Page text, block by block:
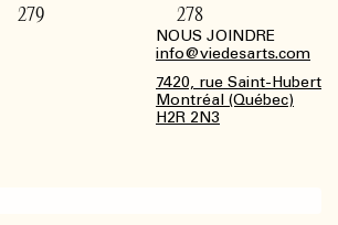
NOUS JOINDRE
info@viedesarts.com
7420, rue Saint-Hubert
Montréal (Québec)
H2R 2N3
279 278